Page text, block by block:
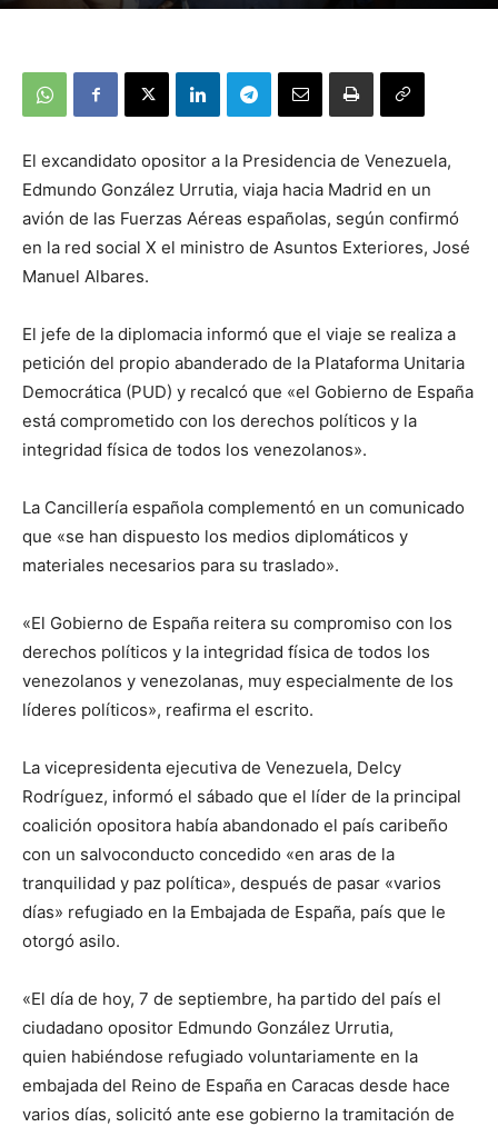
El excandidato opositor a la Presidencia de Venezuela,
Edmundo González Urrutia, viaja hacia Madrid en un
avión de las Fuerzas Aéreas españolas, según confirmó
en la red social X el ministro de Asuntos Exteriores, José
Manuel Albares.
El jefe de la diplomacia informó que el viaje se realiza a
petición del propio abanderado de la Plataforma Unitaria
Democrática (PUD) y recalcó que «el Gobierno de España
está comprometido con los derechos políticos y la
integridad física de todos los venezolanos».
La Cancillería española complementó en un comunicado
que «se han dispuesto los medios diplomáticos y
materiales necesarios para su traslado».
«El Gobierno de España reitera su compromiso con los
derechos políticos y la integridad física de todos los
venezolanos y venezolanas, muy especialmente de los
líderes políticos», reafirma el escrito.
La vicepresidenta ejecutiva de Venezuela, Delcy
Rodríguez, informó el sábado que el líder de la principal
coalición opositora había abandonado el país caribeño
con un salvoconducto concedido «en aras de la
tranquilidad y paz política», después de pasar «varios
días» refugiado en la Embajada de España, país que le
otorgó asilo.
«El día de hoy, 7 de septiembre, ha partido del país el
ciudadano opositor Edmundo González Urrutia,
quien habiéndose refugiado voluntariamente en la
embajada del Reino de España en Caracas desde hace
varios días, solicitó ante ese gobierno la tramitación de